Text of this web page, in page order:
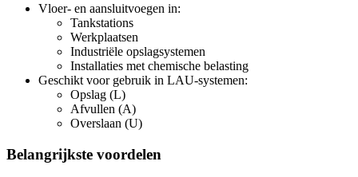
Vloer- en aansluitvoegen in:
Tankstations
Werkplaatsen
Industriële opslagsystemen
Installaties met chemische belasting
Geschikt voor gebruik in LAU-systemen:
Opslag (L)
Afvullen (A)
Overslaan (U)
Belangrijkste voordelen